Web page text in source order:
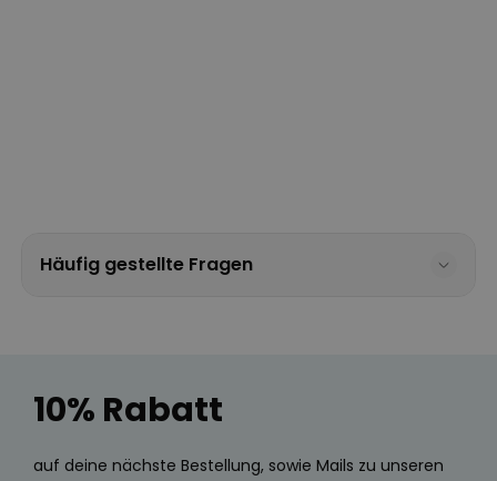
Häufig gestellte Fragen
10% Rabatt
auf deine nächste Bestellung, sowie Mails zu unseren